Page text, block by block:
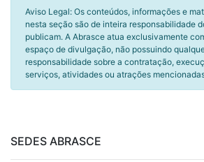
Aviso Legal: Os conteúdos, informações e
nesta seção são de inteira responsabilidade
publicam. A Abrasce atua exclusivamente
espaço de divulgação, não possuindo
responsabilidade sobre a contratação,
serviços, atividades ou atrações
SEDES ABRASCE